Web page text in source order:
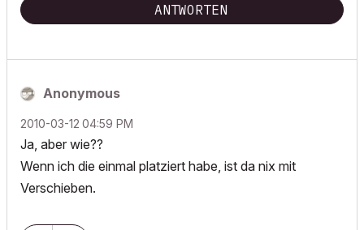
ANTWORTEN
Anonymous
‎2010-03-12 04:59 PM
Ja, aber wie??
Wenn ich die einmal platziert habe, ist da nix mit
Verschieben.